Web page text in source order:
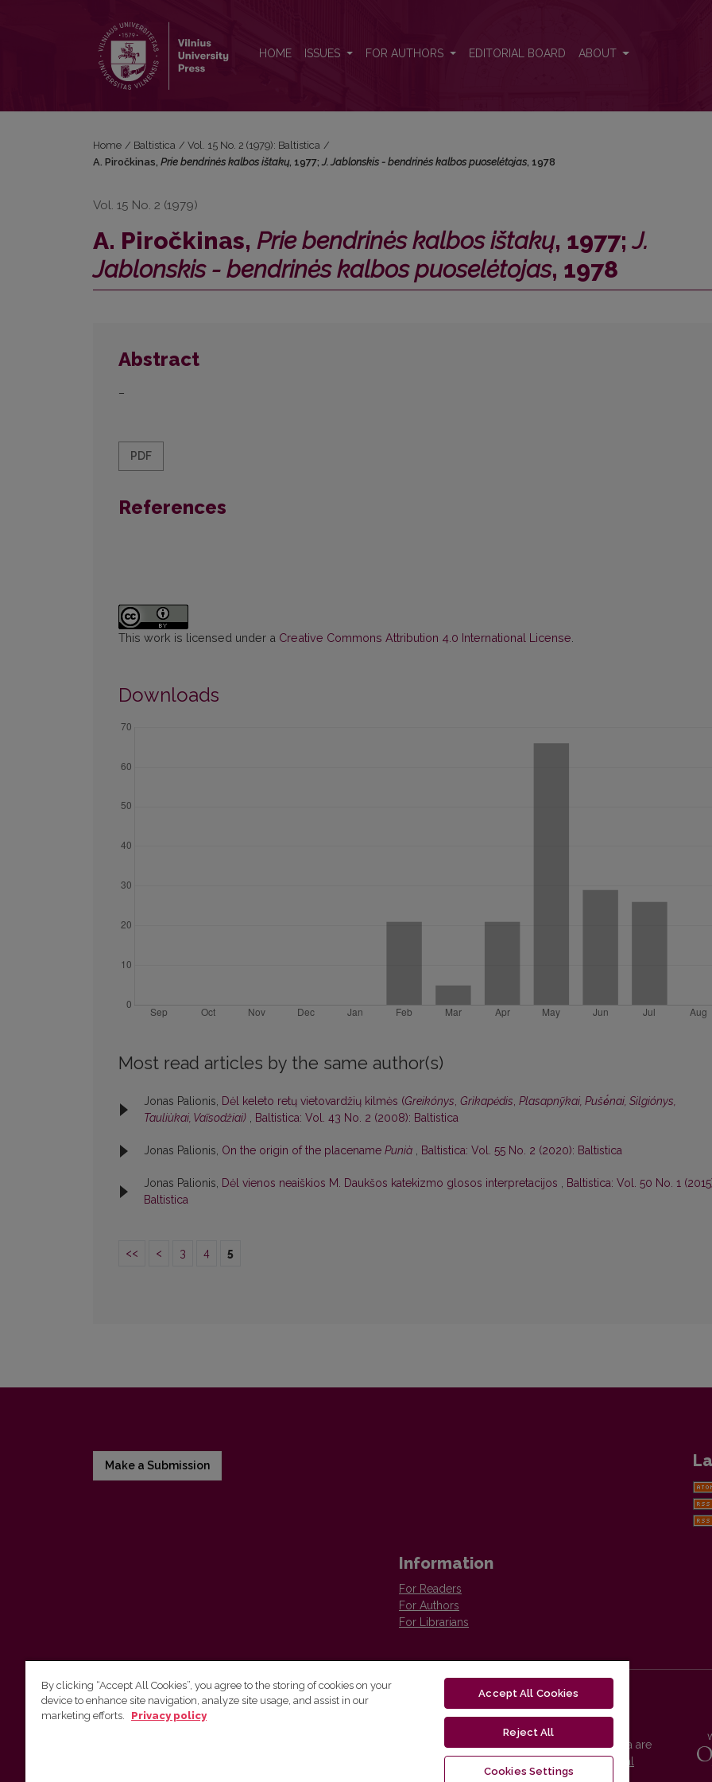
HOME ISSUES FOR AUTHORS EDITORIAL BOARD ABOUT
Home / Baltistica / Vol. 15 No. 2 (1979): Baltistica /
A. Piročkinas, Prie bendrinės kalbos ištakų, 1977; J. Jablonskis - bendrinės kalbos puoselėtojas, 1978
Vol. 15 No. 2 (1979)
A. Piročkinas, Prie bendrinės kalbos ištakų, 1977;J.
Jablonskis - bendrinės kalbos puoselėtojas, 1978
Abstract
–
PDF
References
This work is licensed under a Creative Commons Attribution 4.0 International License
Downloads
Most read articles by the same author(s)
Jonas Palionis, Dėl keleto retų vietovardžių kilmės (Greikónys, Grìkapėdis, Plasapnỹkai, Pušė́nai, Silgiónys,
Tauliùkai, Vaĩsodžiai) , Baltistica: Vol. 43 No. 2 (2008): Baltistica
Jonas Palionis, On the origin of the placename Punià , Baltistica: Vol. 55 No. 2 (2020): Baltistica
Jonas Palionis, Dėl vienos neaiškios M. Daukšos katekizmo glosos interpretacijos , Baltistica: Vol. 50 No. 1
Baltistica
<< < 3 4 5
Make a Submission
Information
For Readers
For Authors
For Librarians
Vilnius University Press
Vilnius University Press platform and metadata are
distributed by
Creative Commons International
By clicking “Accept All Cookies”, you agree to the storing of cookies on your
device to enhance site navigation, analyze site usage, and assist in our
marketing efforts.
Privacy policy
Accept All Cookies
Reject All
Cookies Settings